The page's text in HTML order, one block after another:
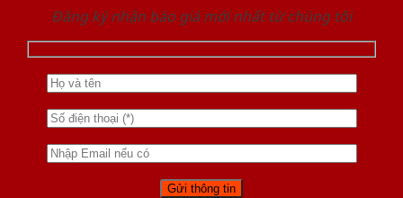
Đăng ký nhận báo giá mới nhất từ chúng tôi